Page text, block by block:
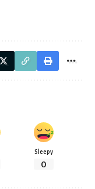
Sleepy
0